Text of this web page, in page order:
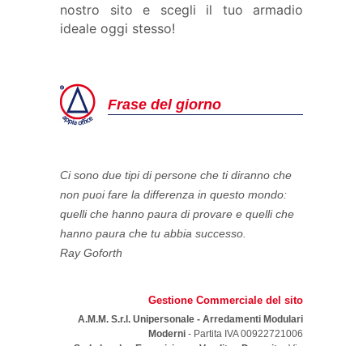
nostro sito e scegli il tuo armadio
ideale oggi stesso!
Frase del giorno
Ci sono due tipi di persone che ti diranno che
non puoi fare la differenza in questo mondo:
quelli che hanno paura di provare e quelli che
hanno paura che tu abbia successo.
Ray Goforth
Gestione Commerciale del sito
A.M.M. S.r.l. Unipersonale - Arredamenti Modulari
Moderni - Partita IVA 00922721006